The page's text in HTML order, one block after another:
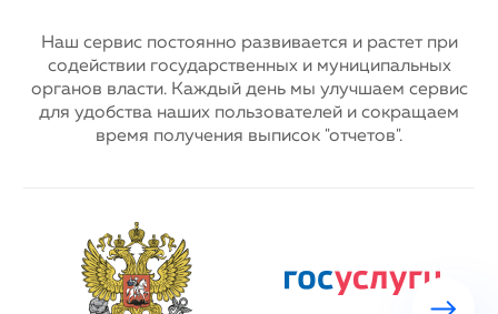
Наш сервис постоянно развивается и растет при
содействии государственныхи муниципальных
органов власти. Каждый день мы улучшаем сервис
для удобства наших пользователей и сокращаем
время получения выписок "отчетов".